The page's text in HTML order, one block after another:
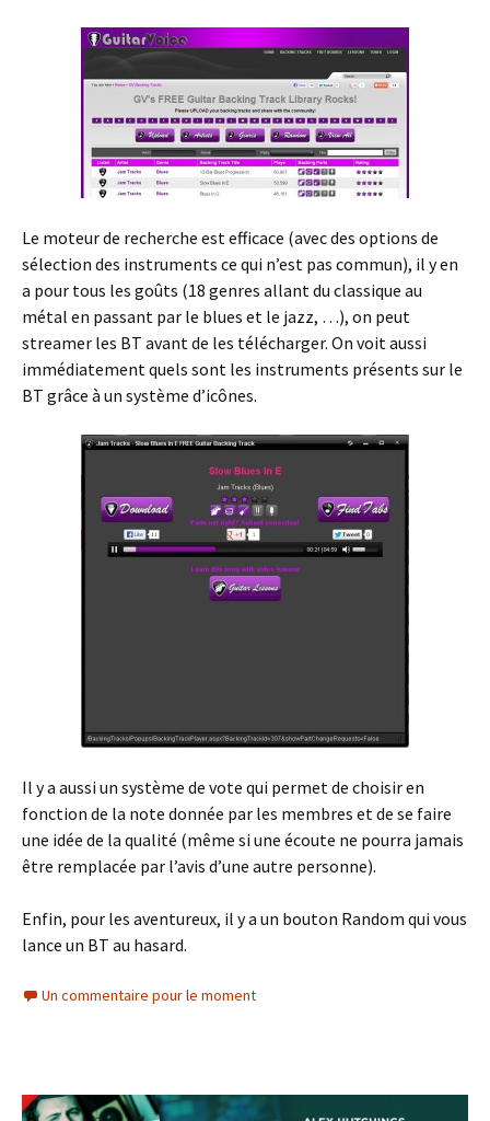
Le moteur de recherche est efficace (avec des options de
sélection des instruments ce qui n’est pas commun), il y en
a pour tous les goûts (18 genres allant du classique au
métal en passant par le blues et le jazz, …), on peut
streamer les BT avant de les télécharger. On voit aussi
immédiatement quels sont les instruments présents sur le
BT grâce à un système d’icônes.
Il y a aussi un système de vote qui permet de choisir en
fonction de la note donnée par les membres et de se faire
une idée de la qualité (même si une écoute ne pourra jamais
être remplacée par l’avis d’une autre personne).
Enfin, pour les aventureux, il y a un bouton Random qui vous
lance un BT au hasard.
Un commentaire pour le moment